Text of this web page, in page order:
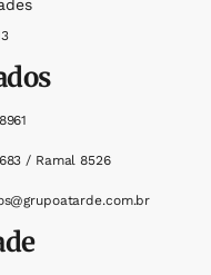
/ Ramal 8526